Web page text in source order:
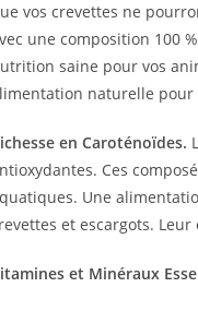
vos crevettes ne
une composition 100
saine pour vos
naturelle pour
en Caroténoïdes.
Ces
Une
et escargots.
et Minéraux